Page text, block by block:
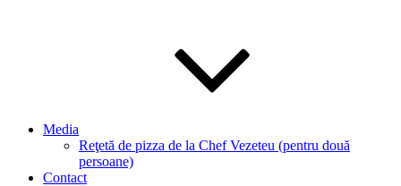
Media
Reţetă de pizza de la Chef Vezeteu (pentru două
persoane)
Contact